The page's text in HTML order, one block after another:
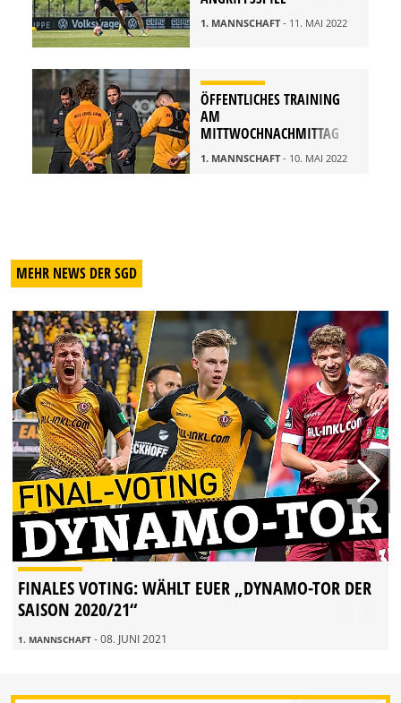
1. MANNSCHAFT- 11. MAI 2022
ÖFFENTLICHES TRAINING
AM
MITTWOCHNACHMITTAG
1. MANNSCHAFT- 10. MAI 2022
MEHR NEWS DER SGD
FINALES VOTING: WÄHLT EUER „DYNAMO-TOR DER
SAISON 2020/21“
1. MANNSCHAFT - 08. JUNI 2021